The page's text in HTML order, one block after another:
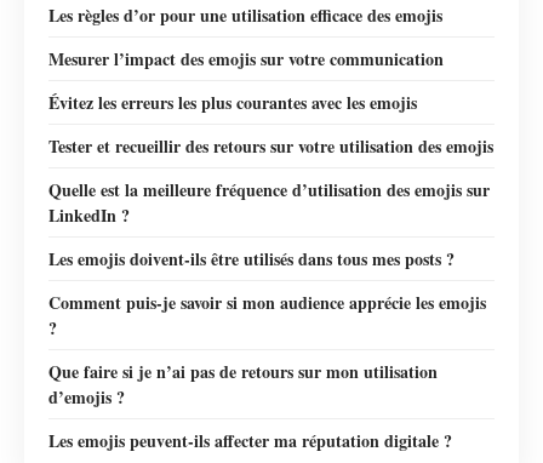
Les règles d’or pour une utilisation efficace des emojis
Mesurer l’impact des emojis sur votre communication
Évitez les erreurs les plus courantes avec les emojis
Tester et recueillir des retours sur votre utilisation des emojis
Quelle est la meilleure fréquence d’utilisation des emojis sur
LinkedIn ?
Les emojis doivent-ils être utilisés dans tous mes posts ?
Comment puis-je savoir si mon audience apprécie les emojis
?
Que faire si je n’ai pas de retours sur mon utilisation
d’emojis ?
Les emojis peuvent-ils affecter ma réputation digitale ?